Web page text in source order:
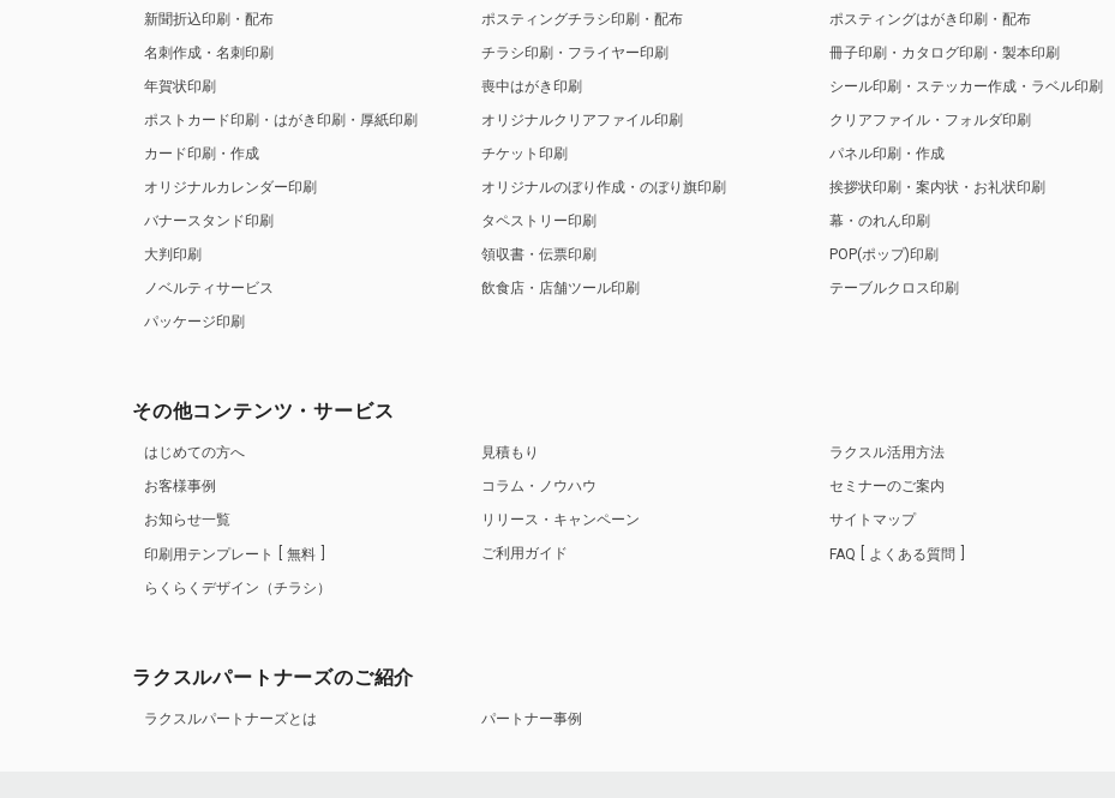
新聞折込印刷・配布
名刺作成・名刺印刷
年賀状印刷
ポストカード印刷・はがき印刷・厚紙印刷
カード印刷・作成
オリジナルカレンダー印刷
バナースタンド印刷
大判印刷
ノベルティサービス
パッケージ印刷
ポスティングチラシ印刷・配布
チラシ印刷・フライヤー印刷
喪中はがき印刷
オリジナルクリアファイル印刷
チケット印刷
オリジナルのぼり作成・のぼり旗印刷
タペストリー印刷
領収書・伝票印刷
飲食店・店舗ツール印刷
ポスティングはがき印刷・配布
冊子印刷・カタログ印刷・製本印刷
シール印刷・ステッカー作成・ラベル印刷
クリアファイル・フォルダ印刷
パネル印刷・作成
挨拶状印刷・案内状・お礼状印刷
幕・のれん印刷
POP(ポップ)印刷
テーブルクロス印刷
その他コンテンツ・サービス
はじめての方へ
お客様事例
お知らせ一覧
印刷用テンプレート
無料
らくらくデザイン（チラシ）
見積もり
コラム・ノウハウ
リリース・キャンペーン
ご利用ガイド
ラクスル活用方法
セミナーのご案内
サイトマップ
FAQ よくある質問
ラクスルパートナーズのご紹介
ラクスルパートナーズとは パートナー事例